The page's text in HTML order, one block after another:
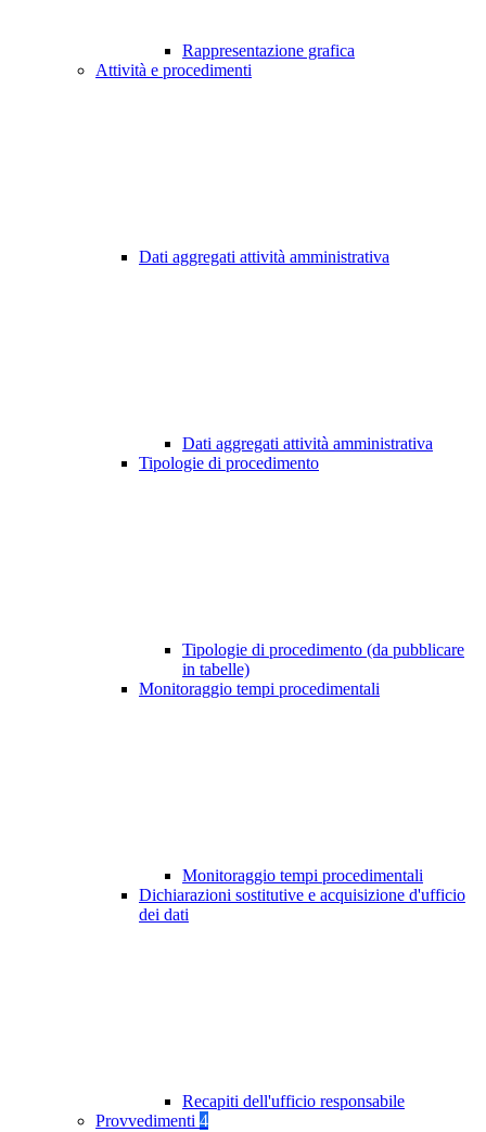
Rappresentazione grafica
Attività e procedimenti
Dati aggregati attività amministrativa
Dati aggregati attività amministrativa
Tipologie di procedimento
Tipologie di procedimento (da pubblicare
in tabelle)
Monitoraggio tempi procedimentali
Monitoraggio tempi procedimentali
Dichiarazioni sostitutive e acquisizione d'ufficio
dei dati
Recapiti dell'ufficio responsabile
Provvedimenti 4